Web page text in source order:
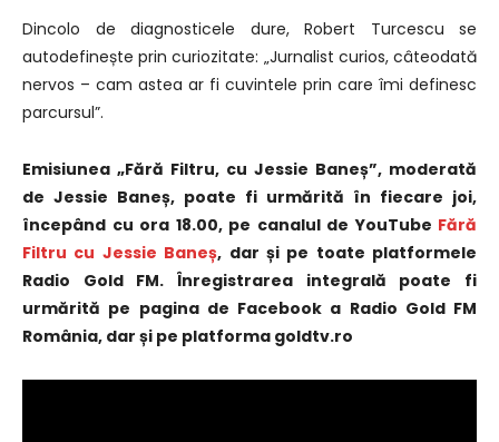
Dincolo de diagnosticele dure, Robert Turcescu se
autodefinește prin curiozitate: „Jurnalist curios, câteodată
nervos – cam astea ar fi cuvintele prin care îmi definesc
parcursul”.
Emisiunea „Fără Filtru, cu Jessie Baneș”, moderată
de Jessie Baneș, poate fi urmărită în fiecare joi,
începând cu ora 18.00, pe canalul de YouTube Fără
Filtru cu Jessie Baneș, dar și pe toate platformele
Radio Gold FM. Înregistrarea integrală poate fi
urmărită pe pagina de Facebook a Radio Gold FM
România, dar și pe platforma goldtv.ro